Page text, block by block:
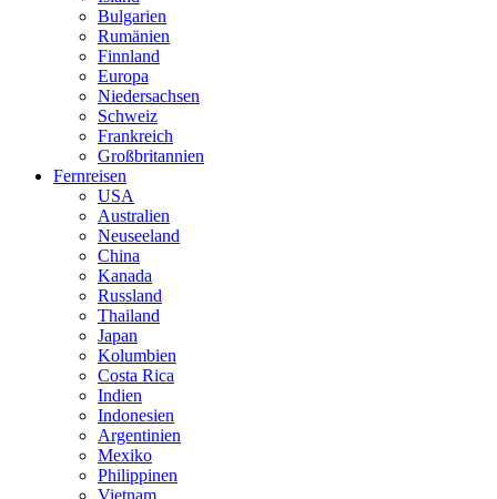
Bulgarien
Rumänien
Finnland
Europa
Niedersachsen
Schweiz
Frankreich
Großbritannien
Fernreisen
USA
Australien
Neuseeland
China
Kanada
Russland
Thailand
Japan
Kolumbien
Costa Rica
Indien
Indonesien
Argentinien
Mexiko
Philippinen
Vietnam